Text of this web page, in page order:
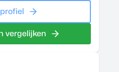
vergelijken